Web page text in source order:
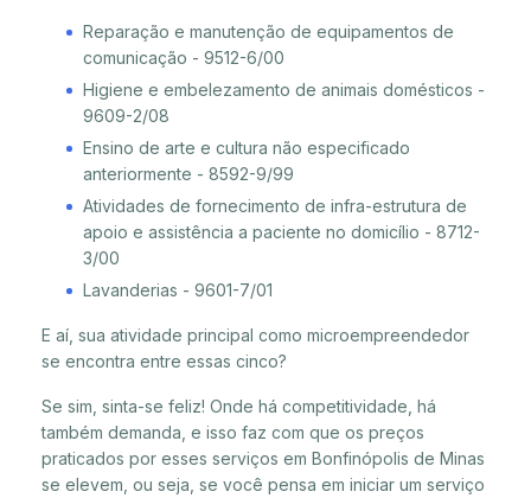
Reparação e manutenção de equipamentos de
comunicação - 9512-6/00
Higiene e embelezamento de animais domésticos -
9609-2/08
Ensino de arte e cultura não especificado
anteriormente - 8592-9/99
Atividades de fornecimento de infra-estrutura de
apoio e assistência a paciente no domicílio - 8712-
3/00
Lavanderias - 9601-7/01
E aí, sua atividade principal como microempreendedor
se encontra entre essas cinco?
Se sim, sinta-se feliz! Onde há competitividade, há
também demanda, e isso faz com que os preços
praticados por esses serviços em Bonfinópolis de Minas
se elevem, ou seja, se você pensa em iniciar um serviço